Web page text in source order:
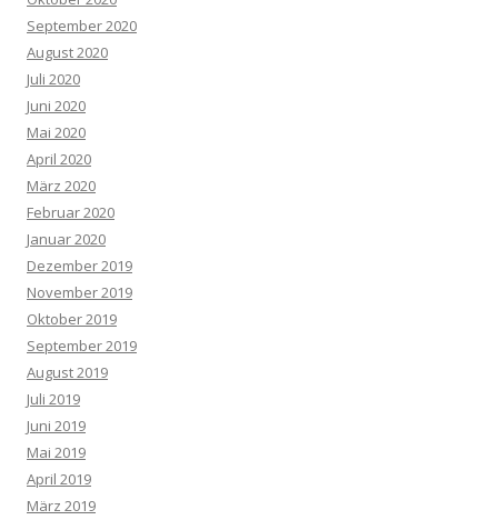
September 2020
August 2020
Juli 2020
Juni 2020
Mai 2020
April 2020
März 2020
Februar 2020
Januar 2020
Dezember 2019
November 2019
Oktober 2019
September 2019
August 2019
Juli 2019
Juni 2019
Mai 2019
April 2019
März 2019